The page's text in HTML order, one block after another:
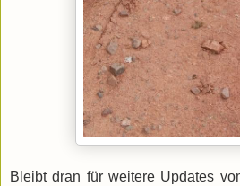
Bleibt dran für weitere Updates